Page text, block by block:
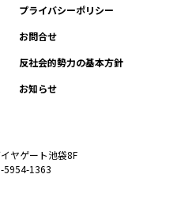
プライバシーポリシー
お問合せ
反社会的勢力の基本方針
お知らせ
ヤゲート池袋8F
5954-1363